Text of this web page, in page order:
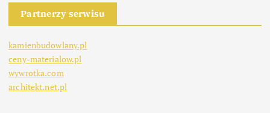
Partnerzy serwisu
kamienbudowlany.pl
ceny-materialow.pl
wywrotka.com
architekt.net.pl